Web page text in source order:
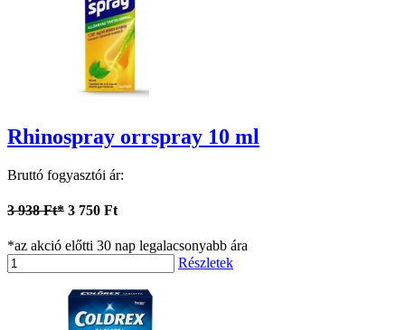
Rhinospray orrspray 10 ml
Bruttó fogyasztói ár:
3 938 Ft* 3 750 Ft
*az akció előtti 30 nap legalacsonyabb ára
Részletek